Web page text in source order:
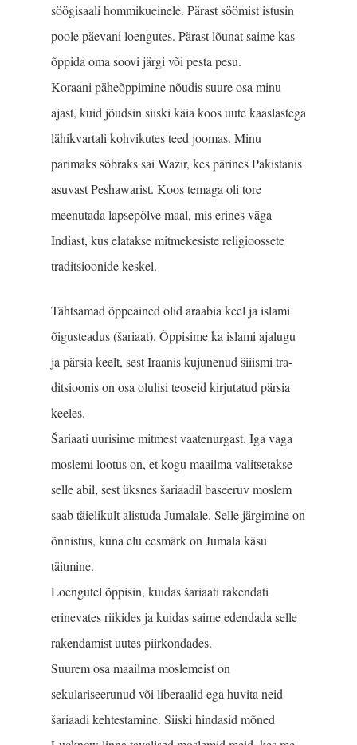
söögi­saali hommikueinele. Pärast söömist istusin
poole päevani loengutes. Pärast lõunat saime kas
õppida oma soovi järgi või pesta pesu.
Koraani päheõppimine nõudis suure osa minu
ajast, kuid jõudsin siiski käia koos uute kaaslastega
lähikvartali kohvikutes teed joomas. Minu
parimaks sõbraks sai Wazir, kes pärines Pakistanis
asuvast Peshawarist. Koos temaga oli tore
meenutada lapsepõlve maal, mis erines väga
Indiast, kus elatakse mitmekesiste religioossete
traditsioonide keskel.
Tähtsamad õppeained olid araabia keel ja islami
õigusteadus (šariaat). Õppi­sime ka islami ajalugu
ja pärsia keelt, sest Iraanis kujunenud šiiismi tra­
ditsioonis on osa olulisi teoseid kirjutatud pärsia
keeles.
Šariaati uurisime mitmest vaatenurgast. Iga vaga
moslemi lootus on, et kogu maailma valitsetakse
selle abil, sest üksnes šariaadil baseeruv moslem
saab täielikult alistuda Jumalale. Selle järgimine on
õnnistus, kuna elu eesmärk on Jumala käsu
täitmine.
Loengutel õppisin, kuidas šariaati rakendati
erinevates riikides ja kuidas saime edendada selle
rakendamist uutes piirkondades.
Suurem osa maailma moslemeist on
sekulariseerunud või liberaalid ega huvita neid
šariaadi kehtestamine. Siiski hindasid mõned